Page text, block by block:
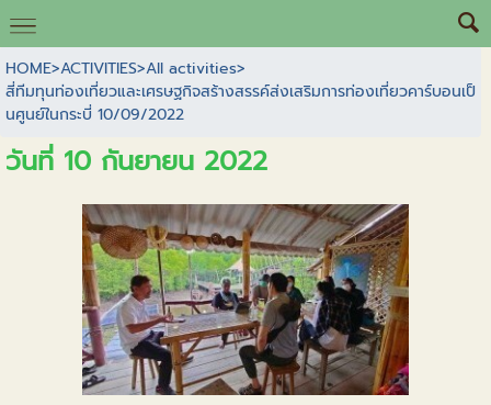
HOME>ACTIVITIES>All activities>
สี่ทีมทุนท่องเที่ยวและเศรษฐกิจสร้างสรรค์ส่งเสริมการท่องเที่ยวคาร์บอนเป็
นศูนย์ในกระบี่ 10/09/2022
วันที่ 10 กันยายน 2022